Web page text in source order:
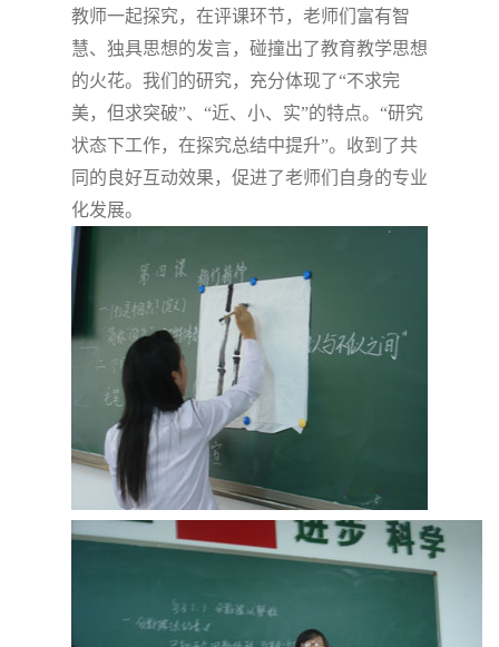
教师一起探究，在评课环节，老师们富有智
慧、独具思想的发言，碰撞出了教育教学思想
的火花。我们的研究，充分体现了“不求完
美，但求突破”、“近、小、实”的特点。“研究
状态下工作，在探究总结中提升”。收到了共
同的良好互动效果，促进了老师们自身的专业
化发展。